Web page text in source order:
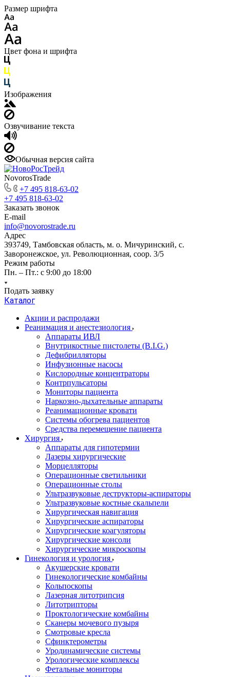
Размер шрифта
Цвет фона и шрифта
Изображения
Озвучивание текста
Обычная версия сайта
NovorosTrade
+7 495 818-63-02
+7 495 818-63-02
Заказать звонок
E-mail
info@novorostrade.ru
Адрес
393749, Тамбовская область, м. о. Мичуринский, с.
Заворонежское, ул. Революционная, соор. 3/5
Режим работы
Пн. – Пт.: с 9:00 до 18:00
Подать заявку
Каталог
Акции и распродажи
Реанимация и анестезиология
Аппараты ИВЛ
Внутрикостные пистолеты (B.I.G.)
Дефибрилляторы
Инфузионные насосы
Кислородные концентраторы
Контрпульсаторы
Мониторы пациента
Наркозно-дыхательные аппараты
Реанимационные кровати
Системы обогрева пациентов
Средства перемещение пациента
Хирургия
Аппараты для гипотермии
Лазеры хирургические
Морцелляторы
Операционные светильники
Операционные столы
Ультразвуковые деструкторы-аспираторы
Ультразвуковые костные скальпели
Хирургическая навигация
Хирургические аспираторы
Хирургические коагуляторы
Хирургические консоли
Хирургические микроскопы
Гинекология и урология
Акушерские кровати
Гинекологические комбайны
Кольпоскопы
Лазерная литотрипсия
Литотрипторы
Проктологические комбайны
Сканеры мочевого пузыря
Смотровые кресла
Сфинктерометры
Уродинамические системы
Урологические комплексы
Фетальные мониторы